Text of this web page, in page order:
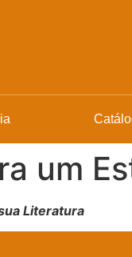
um
Literatura